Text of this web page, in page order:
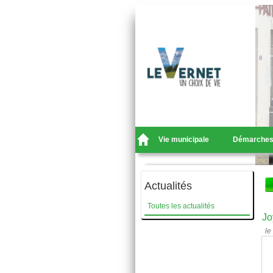
Vie municipale Démarches
Actualités
Toutes les actualités
le